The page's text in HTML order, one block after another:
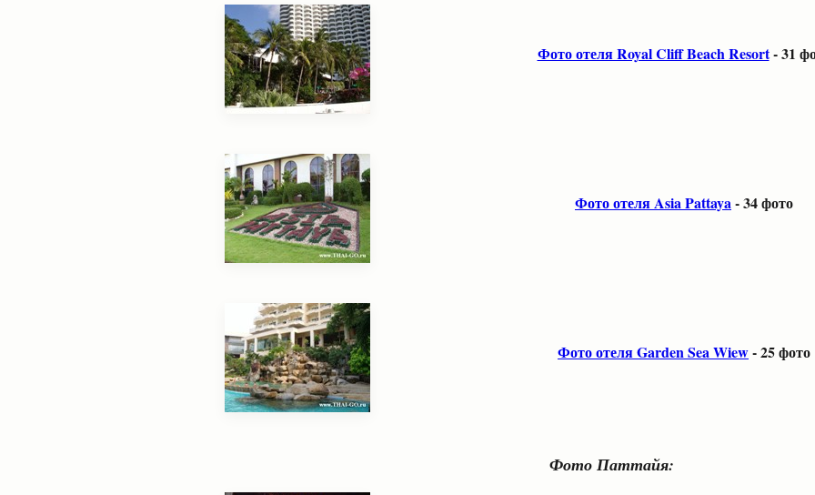
Фото отеля Royal Cliff Beach Resort- 31
Фото отеля Asia Pattaya-34 фото
Фото отеля Garden Sea Wiew-25 фото
Фото Паттайя: